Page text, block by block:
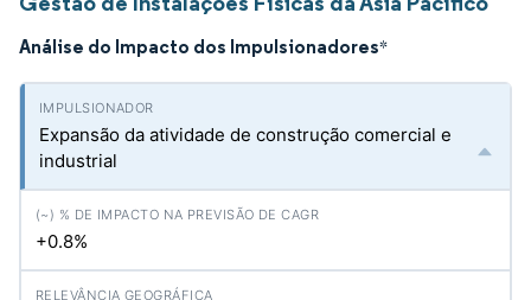
Análise do Impacto dos Impulsionadores*
Expansão da atividade de construção comercial e
industrial
+0.8%